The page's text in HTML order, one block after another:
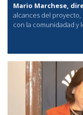
Mario Marchese,
alcances del
con la comunidadad y